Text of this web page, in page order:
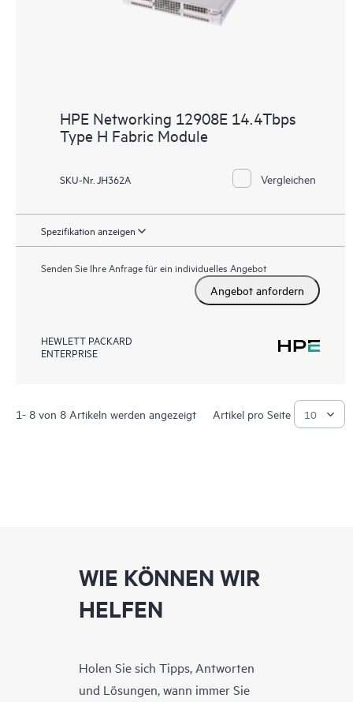
HPE Networking 12908E 14.4Tbps
Type H Fabric Module
SKU-Nr. JH362A Vergleichen
Spezifikation anzeigen
Senden Sie Ihre Anfrage für ein individuelles Angebot
Angebot anfordern
HEWLETT PACKARD
ENTERPRISE
1- 8 von 8 Artikeln werden angezeigt Artikel pro Seite
WIE KÖNNEN WIR
HELFEN
Holen Sie sich Tipps, Antworten
und Lösungen, wann immer Sie